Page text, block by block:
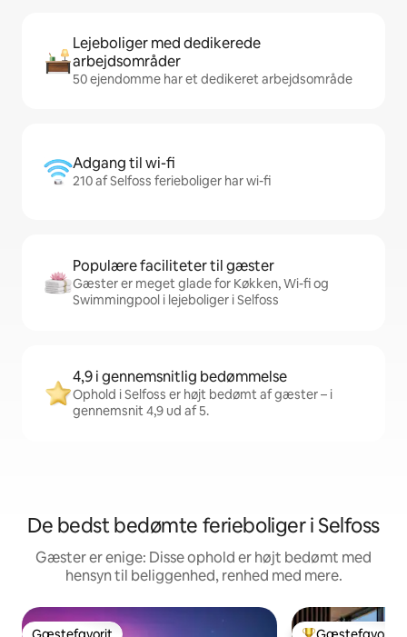
Lejeboliger med dedikerede
arbejdsområder
50 ejendomme har et dedikeret arbejdsområde
Adgang til wi-fi
210 af Selfoss ferieboliger har wi-fi
Populære faciliteter til gæster
Gæster er meget glade for Køkken, Wi-fi og
Swimmingpool i lejeboliger i Selfoss
4,9 i gennemsnitlig bedømmelse
Ophold i Selfoss er højt bedømt af gæster – i
gennemsnit 4,9 ud af 5.
De bedst bedømte ferieboliger i Selfoss
Gæster er enige: Disse ophold er højt bedømt med
hensyn til beliggenhed, renhed med mere.